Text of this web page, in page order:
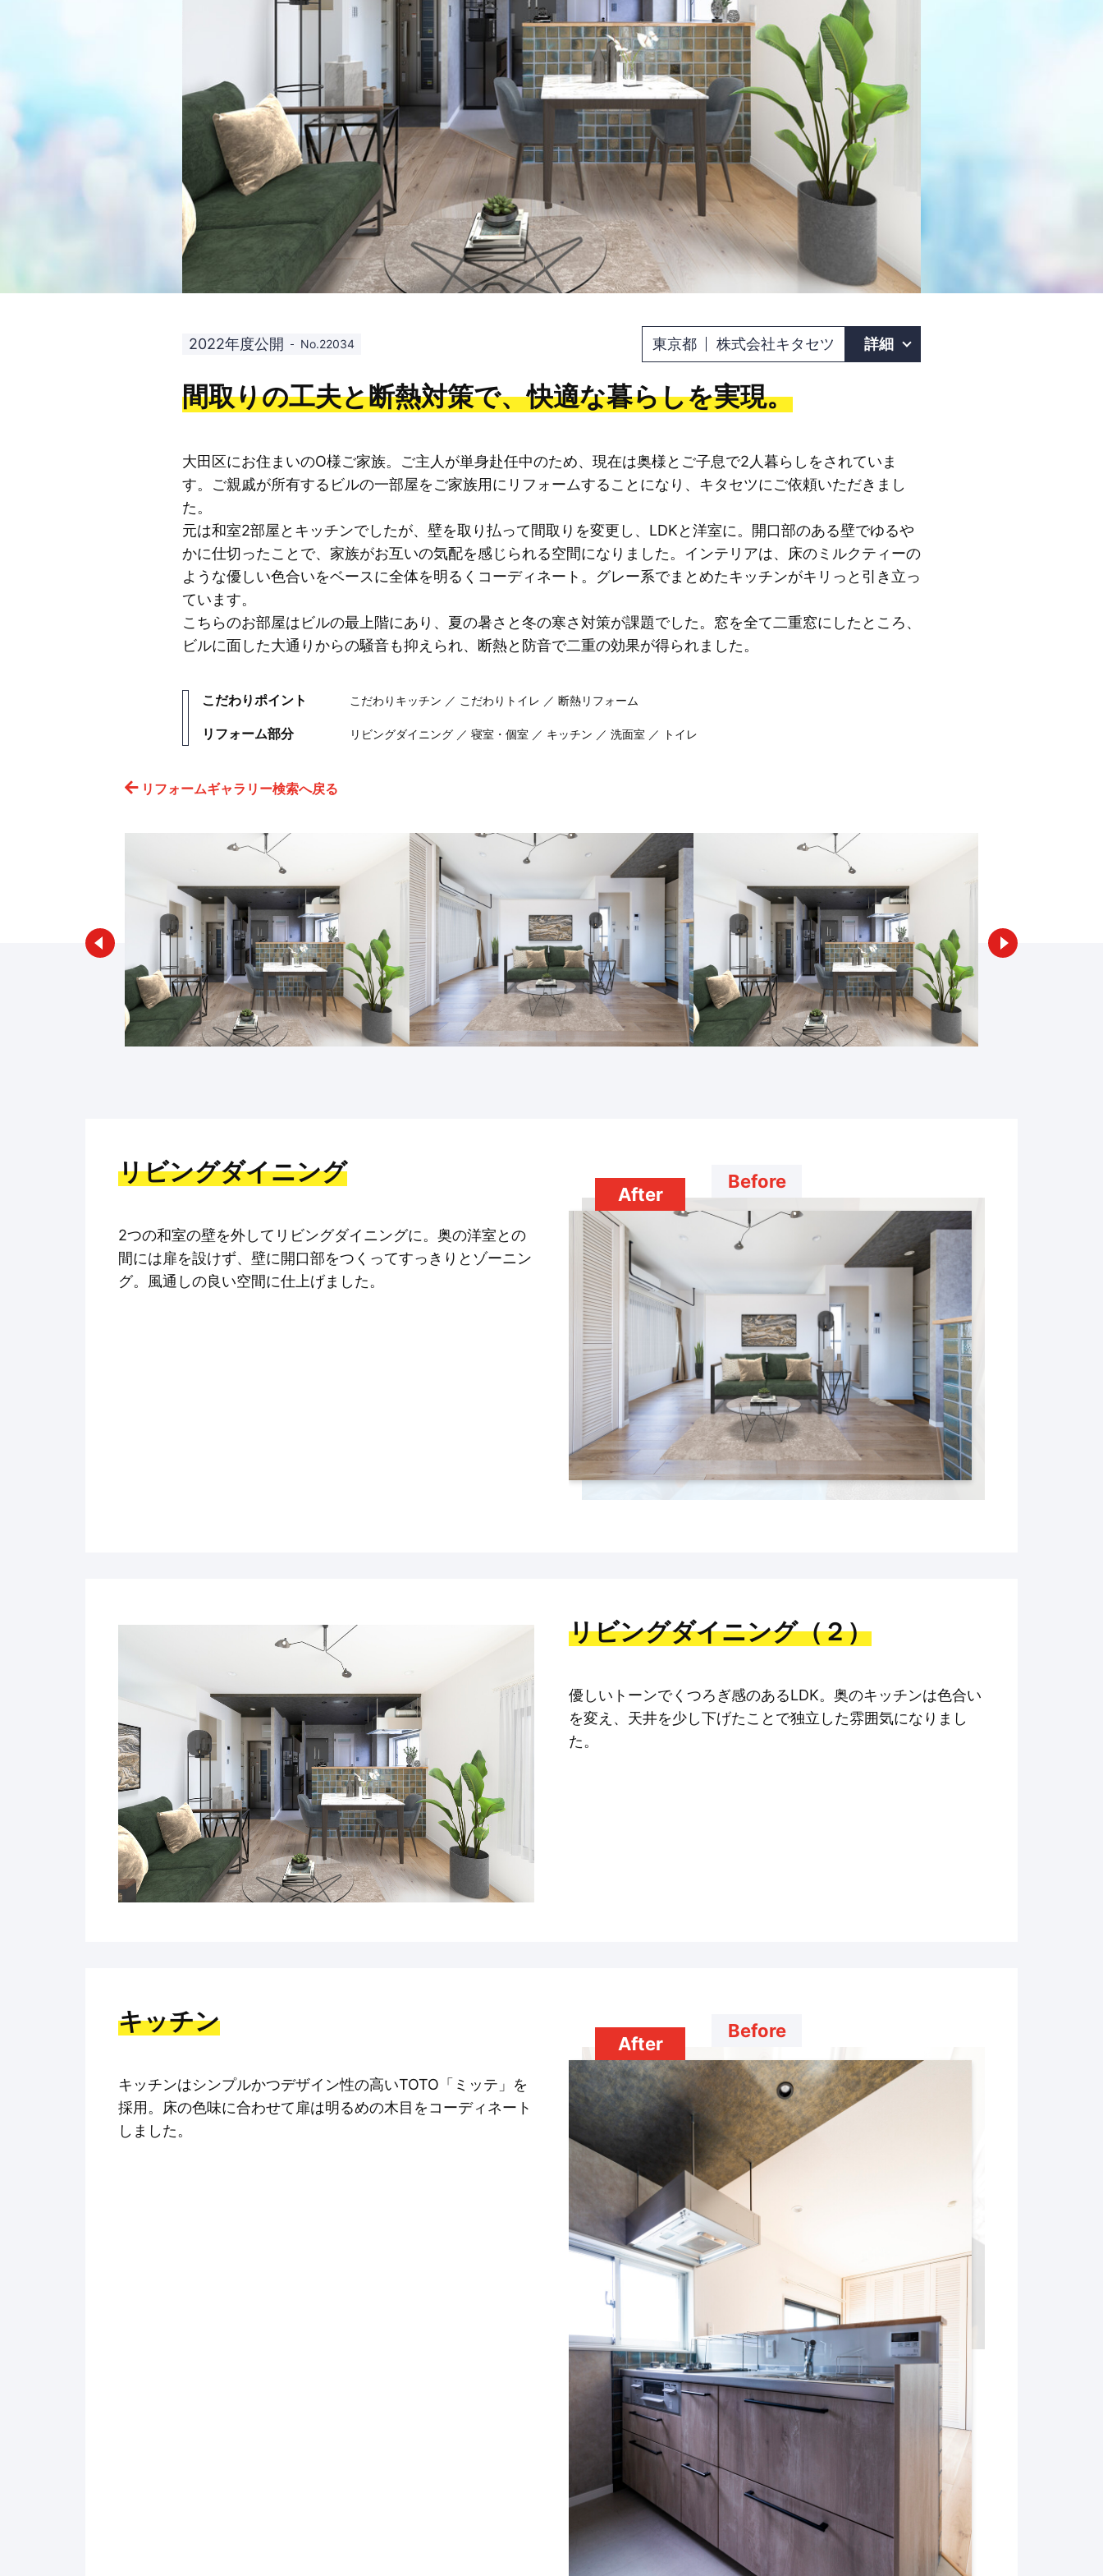
2022年度公開 No.22034 東京都 株式会社キタセツ 詳細
間取りの工夫と断熱対策で、快適な暮らしを実現。
大田区にお住まいのO様ご家族。ご主人が単身赴任中のため、現在は奥様とご子息で2人暮らしをされていま
す。ご親戚が所有するビルの一部屋をご家族用にリフォームすることになり、キタセツにご依頼いただきまし
た。
元は和室2部屋とキッチンでしたが、壁を取り払って間取りを変更し、LDKと洋室に。開口部のある壁でゆるや
かに仕切ったことで、家族がお互いの気配を感じられる空間になりました。インテリアは、床のミルクティーの
ような優しい色合いをベースに全体を明るくコーディネート。グレー系でまとめたキッチンがキリっと引き立っ
ています。
こちらのお部屋はビルの最上階にあり、夏の暑さと冬の寒さ対策が課題でした。窓を全て二重窓にしたところ、
ビルに面した大通りからの騒音も抑えられ、断熱と防音で二重の効果が得られました。
こだわりポイント こだわりキッチン ／ こだわりトイレ ／ 断熱リフォーム
リフォーム部分 リビングダイニング ／ 寝室・個室 ／ キッチン ／ 洗面室 ／ トイレ
リフォームギャラリー検索へ戻る
リビングダイニング
2つの和室の壁を外してリビングダイニングに。奥の洋室との
間には扉を設けず、壁に開口部をつくってすっきりとゾーニン
グ。風通しの良い空間に仕上げました。
Before
After
リビングダイニング（２）
優しいトーンでくつろぎ感のあるLDK。奥のキッチンは色合い
を変え、天井を少し下げたことで独立した雰囲気になりまし
た。
キッチン
キッチンはシンプルかつデザイン性の高いTOTO「ミッテ」を
採用。床の色味に合わせて扉は明るめの木目をコーディネート
しました。
Before
After